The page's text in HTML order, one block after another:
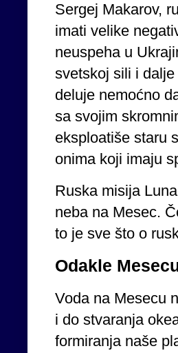
Sergej Makarov,
imati velike
neuspeha u
svetskoj sili i
deluje nemoćno
sa svojim
eksploatiše staru
onima koji imaju
Ruska misija
neba na Mesec.
to je sve što o
Odakle
Voda na Mesecu
i do stvaranja
formiranja naše